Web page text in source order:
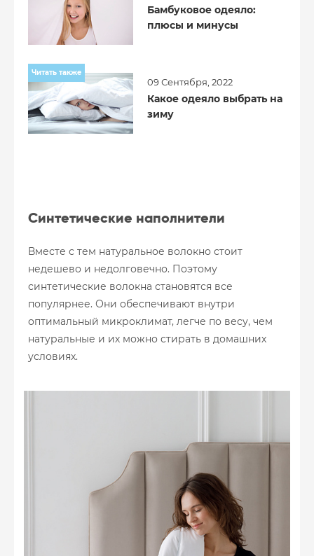
Бамбуковое одеяло:
плюсы и минусы
Читать также
09 Сентября, 2022
Какое одеяло выбрать на
зиму
Синтетические наполнители
Вместе с тем натуральное волокно стоит
недешево и недолговечно. Поэтому
синтетические волокна становятся все
популярнее. Они обеспечивают внутри
оптимальный микроклимат, легче по весу, чем
натуральные и их можно стирать в домашних
условиях.